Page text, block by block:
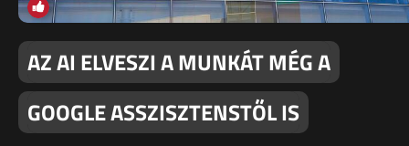
AZ AI ELVESZI A MUNKÁT MÉG A
GOOGLE ASSZISZTENSTŐL IS